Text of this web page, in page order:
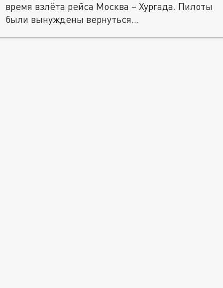
время взлёта рейса Москва – Хургада. Пилоты
были вынуждены вернуться...